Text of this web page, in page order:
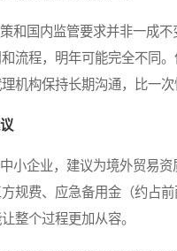
国内监管要求并非一成不
流程，明年可能完全不同
机构保持长期沟通，比一次
企业，建议为境外贸易资
规费、应急备用金（约占
整个过程更加从容。